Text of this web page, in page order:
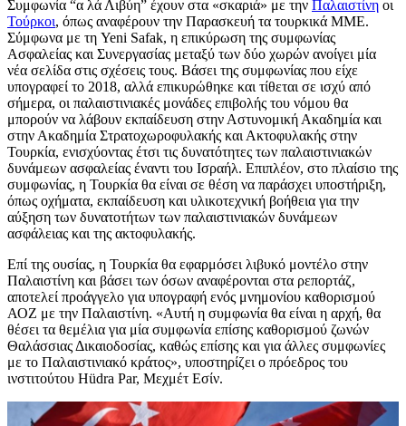
Συμφωνία “α λά Λιβύη” έχουν στα «σκαριά» με την Παλαιστίνη οι
Τούρκοι, όπως αναφέρουν την Παρασκευή τα τουρκικά ΜΜΕ.
Σύμφωνα με τη Yeni Safak, η επικύρωση της συμφωνίας
Ασφαλείας και Συνεργασίας μεταξύ των δύο χωρών ανοίγει μία
νέα σελίδα στις σχέσεις τους. Βάσει της συμφωνίας που είχε
υπογραφεί το 2018, αλλά επικυρώθηκε και τίθεται σε ισχύ από
σήμερα, οι παλαιστινιακές μονάδες επιβολής του νόμου θα
μπορούν να λάβουν εκπαίδευση στην Αστυνομική Ακαδημία και
στην Ακαδημία Στρατοχωροφυλακής και Ακτοφυλακής στην
Τουρκία, ενισχύοντας έτσι τις δυνατότητες των παλαιστινιακών
δυνάμεων ασφαλείας έναντι του Ισραήλ. Επιπλέον, στο πλαίσιο της
συμφωνίας, η Τουρκία θα είναι σε θέση να παράσχει υποστήριξη,
όπως οχήματα, εκπαίδευση και υλικοτεχνική βοήθεια για την
αύξηση των δυνατοτήτων των παλαιστινιακών δυνάμεων
ασφάλειας και της ακτοφυλακής.
Επί της ουσίας, η Τουρκία θα εφαρμόσει λιβυκό μοντέλο στην
Παλαιστίνη και βάσει των όσων αναφέρονται στα ρεπορτάζ,
αποτελεί προάγγελο για υπογραφή ενός μνημονίου καθορισμού
ΑΟΖ με την Παλαιστίνη. «Αυτή η συμφωνία θα είναι η αρχή, θα
θέσει τα θεμέλια για μία συμφωνία επίσης καθορισμού ζωνών
Θαλάσσιας Δικαιοδοσίας, καθώς επίσης και για άλλες συμφωνίες
με το Παλαιστινιακό κράτος», υποστηρίζει ο πρόεδρος του
ινστιτούτου Hüdra Par, Μεχμέτ Εσίν.